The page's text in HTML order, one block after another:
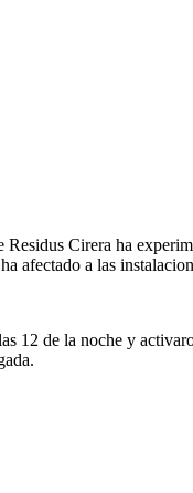
Cirera ha
afectado a las
12 de la noche y